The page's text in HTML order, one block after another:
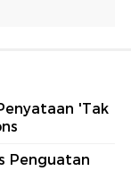
'Tak
Penguatan